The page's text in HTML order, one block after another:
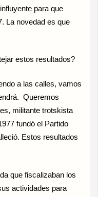
para que
La novedad es que
estos resultados?
a las calles, vamos
Queremos
militante trotskista
fundó el Partido
Estos resultados
que fiscalizaban los
actividades para